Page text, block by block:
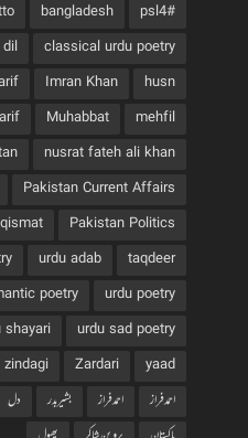
#psl4
bangladesh
classical urdu poetry
dil
husn
Imran Khan
mehfil
Muhabbat
nusrat fateh ali khan
Pakistan Current Affairs
Pakistan Politics
qismat
taqdeer
urdu adab
urdu poetry
poetry
urdu sad poetry
shayari
yaad
Zardari
zindagi
احمد فراز
احمدفراز بشیربدر دل